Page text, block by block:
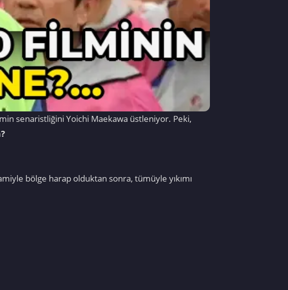
senaristliğini Yoichi Maekawa üstleniyor. Peki,
bölge harap olduktan sonra, tümüyle yıkımı